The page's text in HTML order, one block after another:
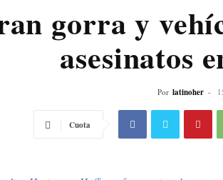
gorra y
asesinatos
Por latinoher -
Cuota